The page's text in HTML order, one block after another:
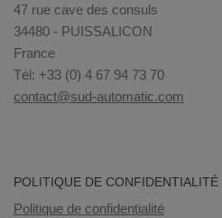
47 rue cave des consuls
34480 - PUISSALICON
France
Tél: +33 (0) 4 67 94 73 70
contact@sud-automatic.com
POLITIQUE DE
Politique de confidentialité